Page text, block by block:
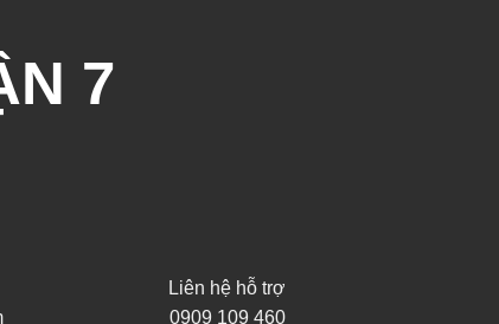
7
Liên hệ hỗ trợ
0909 109 460